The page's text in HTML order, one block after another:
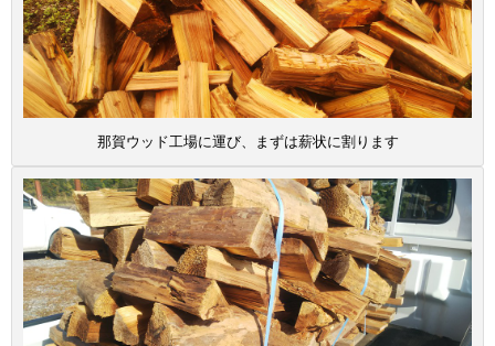
那賀ウッド工場に運び、まずは薪状に割ります